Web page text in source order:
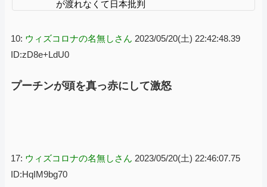
が渡れなくて日本批判
10: ウィズコロナの名無しさん 2023/05/20(土) 22:42:48.39
ID:zD8e+LdU0
プーチンが頭を真っ赤にして激怒
17: ウィズコロナの名無しさん 2023/05/20(土) 22:46:07.75
ID:HqIM9bg70